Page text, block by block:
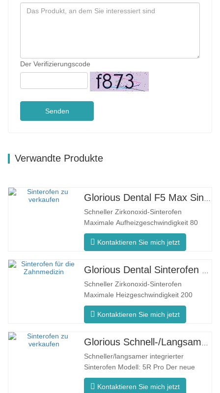
Der Verifizierungscode
Senden
Verwandte Produkte
Schneller Zirkonoxid-Sinterofen
Maximale Aufheizgeschwindigkeit 80
°C/min F5 Max Innovativer Prozess
Gleichmäßige Ofentemperatur Der F5
Aufheizrate von 80°C/Minute aus. Die
eine gleichmäßige Ofentemperatur und
konsistente…
Kontaktieren Sie mich jetzt
Schneller Zirkonoxid-Sinterofen
Maximale Heizgeschwindigkeit 200
°C/min F5 Pro Innovativer Prozess
Gleichmäßige Ofentemperatur Der F5
Aufheizrate von 200 °C/Minute aus. Die
360°-Umfangsheizung gewährleistet
eine gleichmäßige Ofentemperatur
und…
Kontaktieren Sie mich jetzt
Schneller/langsamer integrierter
Sinterofen Modell: 5R Pro Der neue
Dental-Sinterofen ist speziell für die
Zahnmedizin konzipiert und verfügt über
Kontaktieren Sie mich jetzt